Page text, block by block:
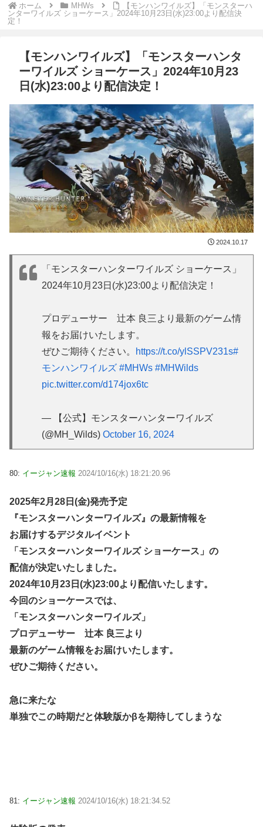
ホーム MHWs
【モンハンワイルズ】「モンスターハ
ンターワイルズ ショーケース」2024年10月23日(水)23:00より配信決
定！
【モンハンワイルズ】「モンスターハンタ
ーワイルズ ショーケース」2024年10月23
日(水)23:00より配信決定！
2024.10.17
「モンスターハンターワイルズ ショーケース」
2024年10月23日(水)23:00より配信決定！
プロデューサー 辻󠄀本 良三より最新のゲーム情
報をお届けいたします。
ぜひご期待ください。
https://t.co/ylSSPV231s#
モンハンワイルズ #MHWs #MHWilds
pic.twitter.com/d174jox6tc
— 【公式】モンスターハンターワイルズ
(@MH_Wilds) October 16, 2024
80: イージャン速報 2024/10/16(水) 18:21:20.96
2025年2月28日(金)発売予定
『モンスターハンターワイルズ』の最新情報を
お届けするデジタルイベント
「モンスターハンターワイルズ ショーケース」の
配信が決定いたしました。
2024年10月23日(水)23:00より配信いたします。
今回のショーケースでは、
「モンスターハンターワイルズ」
プロデューサー 辻󠄀本 良三より
最新のゲーム情報をお届けいたします。
ぜひご期待ください。
急に来たな
単独でこの時期だと体験版かβを期待してしまうな
81: イージャン速報 2024/10/16(水) 18:21:34.52